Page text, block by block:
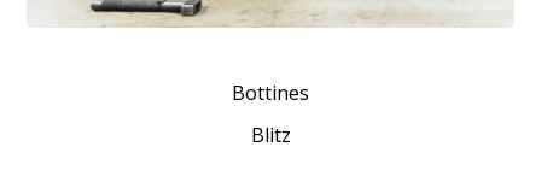
Bottines
Blitz